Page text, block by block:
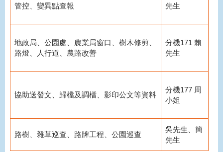
管控、變異點查報
先生
地政局、公園處、農業局窗口、樹木修剪、
路燈、人行道、農路改善
分機171 賴
先生
協助送發文、歸檔及調檔、影印公文等資料
分機177 周
小姐
路樹、雜草巡查、路牌工程、公園巡查
吳先生、簡
先生